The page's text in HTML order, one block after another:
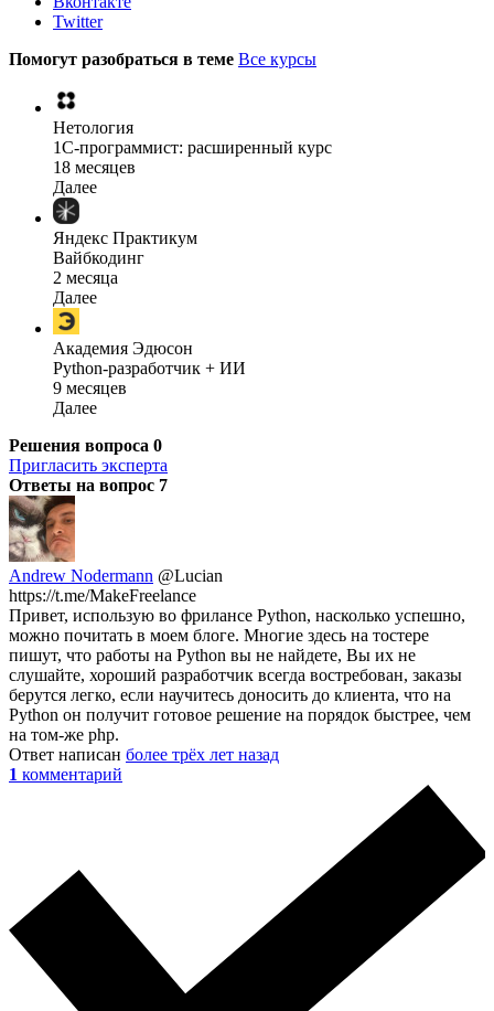
Twitter
Помогут разобраться в теме Все курсы
Нетология
1C-программист: расширенный курс
18 месяцев
Далее
Яндекс Практикум
Вайбкодинг
2 месяца
Далее
Академия Эдюсон
Python-разработчик + ИИ
9 месяцев
Далее
Решения вопроса 0
Пригласить эксперта
Ответы на вопрос 7
Andrew Nodermann @Lucian
https://t.me/MakeFreelance
Привет, использую во фрилансе Python, насколько успешно,
можно почитать в моем блоге. Многие здесь на тостере
пишут, что работы на Python вы не найдете, Вы их не
слушайте, хороший разработчик всегда востребован, заказы
берутся легко, если научитесь доносить до клиента, что на
Python он получит готовое решение на порядок быстрее, чем
на том-же php.
Ответ написан более трёх лет назад
1 комментарий